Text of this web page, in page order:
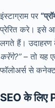
इंस्टाग्राम पर
प्रेरित करे। इसे
लगते हैं। उदाहरण
करेंगे?”– तो यह
फॉलोअर्स से
SEO के लिए